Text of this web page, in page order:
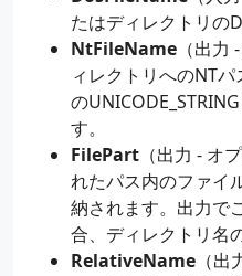
たはディレクトリの
NtFileName （出
ィレクトリへのNT
の
す。
FilePart （出力 - オ
れたパス内のファイ
納されます。出力で
合、ディレクトリ名
RelativeName （